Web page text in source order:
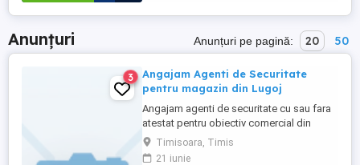
Anunțuri Anunțuri pe pagină: 20 50
3
Angajam Agenti de Securitate
pentru magazin din Lugoj
Angajam agenti de securitate cu sau fara
atestat pentru obiectiv comercial din
Lugoj. Relatii suplimetare la urmatorul
numar de telefon:
Timisoara, Timis
21 iunie